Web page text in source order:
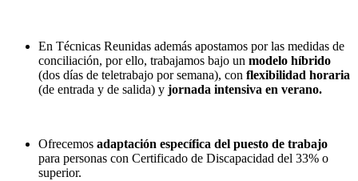
En Técnicas Reunidas además apostamos por las medidas de
conciliación, por ello, trabajamos bajo un modelo híbrido
(dos días de teletrabajo por semana), con flexibilidad horaria
(de entrada y de salida) y jornada intensiva en verano.
Ofrecemos adaptación específica del puesto de trabajo
para personas con Certificado de Discapacidad del 33% o
superior.